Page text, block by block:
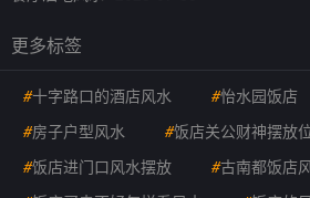
更多标签
#十字路口的酒店风水 #怡水园饭店
#房子户型风水 #饭店关公财神摆放
#饭店进门口风水摆放 #古南都饭店